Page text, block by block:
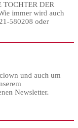
TOCHTER DER
immer wird auch
580208 oder
und auch um
Newsletter.